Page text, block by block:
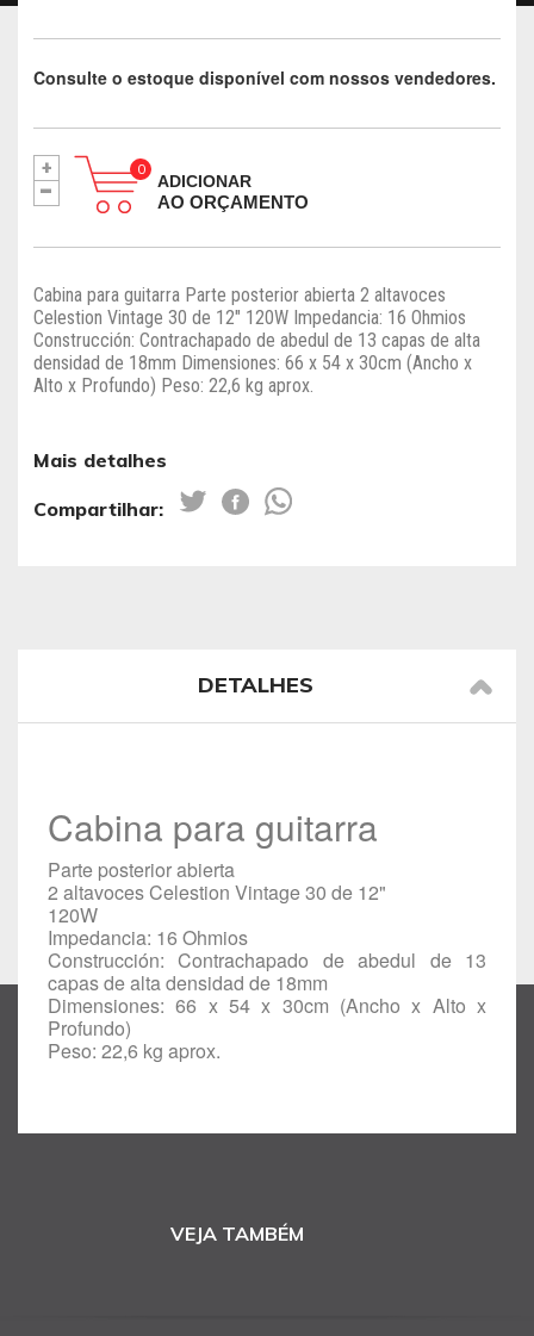
Consulte o estoque disponível com nossos vendedores.
+
- ADICIONAR
AO ORÇAMENTO
Cabina para guitarra Parte posterior abierta 2 altavoces
Celestion Vintage 30 de 12" 120W Impedancia: 16 Ohmios
Construcción: Contrachapado de abedul de 13 capas de alta
densidad de 18mm Dimensiones: 66 x 54 x 30cm (Ancho x
Alto x Profundo) Peso: 22,6 kg aprox.
Mais detalhes
Compartilhar:
DETALHES
Cabina para guitarra
Parte posterior abierta
2 altavoces Celestion Vintage 30 de 12"
120W
Impedancia: 16 Ohmios
Construcción: Contrachapado de abedul de 13
capas de alta densidad de 18mm
Dimensiones: 66 x 54 x 30cm (Ancho x Alto x
Profundo)
Peso: 22,6 kg aprox.
VEJA TAMBÉM